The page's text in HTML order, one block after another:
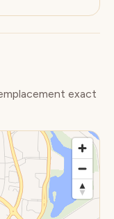
exact